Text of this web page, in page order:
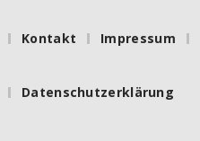
Kontakt Impressum
Datenschutzerklärung